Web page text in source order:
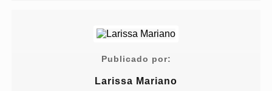
Publicado por:
Larissa Mariano